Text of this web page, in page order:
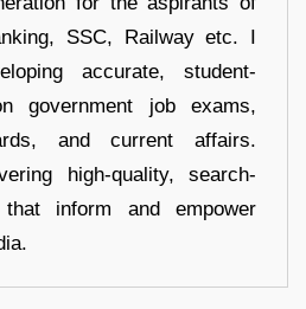
SSC, Railway etc. I
accurate, student-
government job exams,
and current affairs.
high-quality, search-
inform and empower